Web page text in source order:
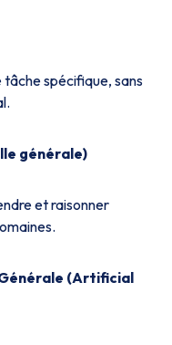
spécifique, sans
générale)
et raisonner
(Artificial